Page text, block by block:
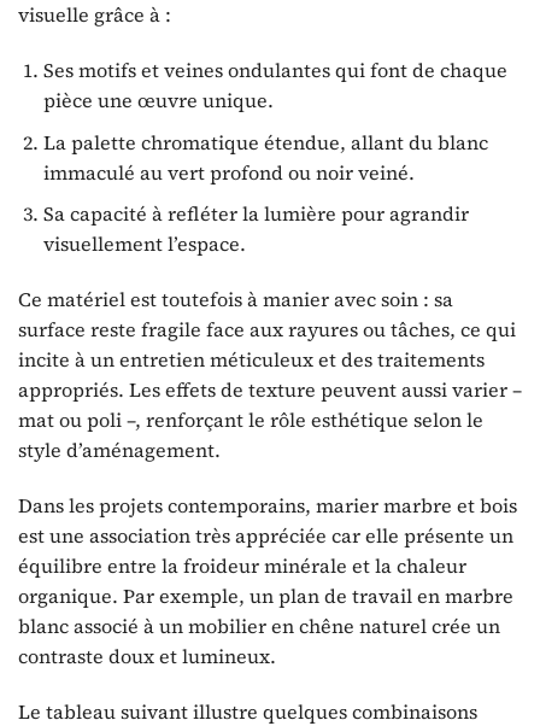
visuelle grâce à :
Ses motifs et veines ondulantes qui font de chaque
pièce une œuvre unique.
La palette chromatique étendue, allant du blanc
immaculé au vert profond ou noir veiné.
Sa capacité à refléter la lumière pour agrandir
visuellement l’espace.
Ce matériel est toutefois à manier avec soin : sa
surface reste fragile face aux rayures ou tâches, ce qui
incite à un entretien méticuleux et des traitements
appropriés. Les effets de texture peuvent aussi varier –
mat ou poli –, renforçant le rôle esthétique selon le
style d’aménagement.
Dans les projets contemporains, marier marbre et bois
est une association très appréciée car elle présente un
équilibre entre la froideur minérale et la chaleur
organique. Par exemple, un plan de travail en marbre
blanc associé à un mobilier en chêne naturel crée un
contraste doux et lumineux.
Le tableau suivant illustre quelques combinaisons